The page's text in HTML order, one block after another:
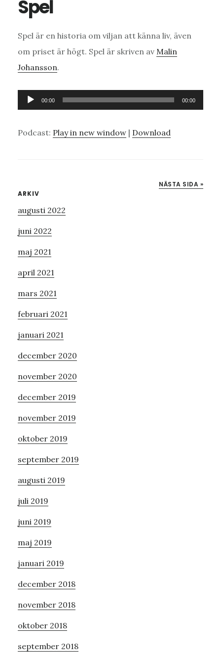
Spel
Spel är en historia om viljan att känna liv, även
om priset är högt. Spel är skriven av Malin
Johansson.
Ljudspelare
00:00 00:00
Podcast: Play in new window| Download
NÄSTA SIDA »
Primärt
sidofält
ARKIV
augusti 2022
juni 2022
maj 2021
april 2021
mars 2021
februari 2021
januari 2021
december 2020
november 2020
december 2019
november 2019
oktober 2019
september 2019
augusti 2019
juli 2019
juni 2019
maj 2019
januari 2019
december 2018
november 2018
oktober 2018
september 2018